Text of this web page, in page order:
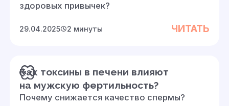
здоровых привычек?
29.04.2025 2 минуты ЧИТАТЬ
Как токсины в печени влияют
на мужскую фертильность?
Почему снижается качество спермы?